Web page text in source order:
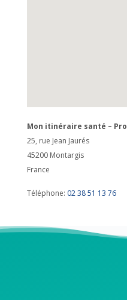
Mon itinéraire santé –
25, rue Jean Jaurés
45200 Montargis
France
Téléphone: 02 38 51 13 76